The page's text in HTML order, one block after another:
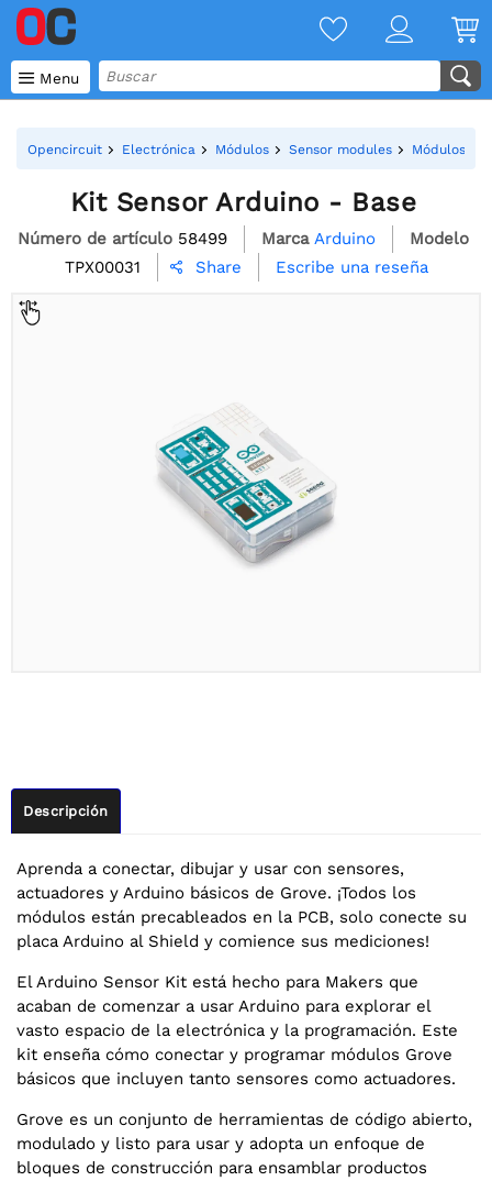
 Menu
Opencircuit Electrónica Módulos Sensor modules Módulos de
Kit Sensor Arduino - Base
Número de artículo 58499 Marca Arduino
Modelo
TPX00031
 Share Escribe una reseña
Descripción
Aprenda a conectar, dibujar y usar con sensores,
actuadores y Arduino básicos de Grove. ¡Todos los
módulos están precableados en la PCB, solo conecte su
placa Arduino al Shield y comience sus mediciones!
El Arduino Sensor Kit está hecho para Makers que
acaban de comenzar a usar Arduino para explorar el
vasto espacio de la electrónica y la programación. Este
kit enseña cómo conectar y programar módulos Grove
básicos que incluyen tanto sensores como actuadores.
Grove es un conjunto de herramientas de código abierto,
modulado y listo para usar y adopta un enfoque de
bloques de construcción para ensamblar productos